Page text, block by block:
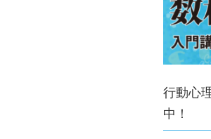
行動心
中！